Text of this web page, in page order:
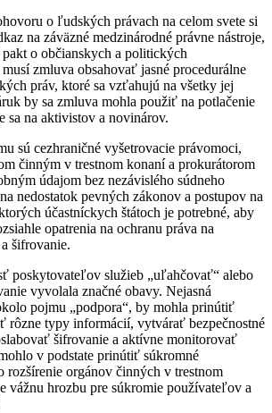
o ľudských právach na celom svete si
na záväzné medzinárodné právne nástroje,
o občianskych a politických
zmluva obsahovať jasné procedurálne
práv, ktoré sa vzťahujú na všetky jej
by sa zmluva mohla použiť na potlačenie
sa na aktivistov a novinárov.
sú cezhraničné vyšetrovacie právomoci,
činným v trestnom konaní a prokurátorom
údajom bez nezávislého súdneho
nedostatok pevných zákonov a postupov na
účastníckych štátoch je potrebné, aby
opatrenia na ochranu práva na
šifrovanie.
poskytovateľov služieb „uľahčovať“ alebo
vyvolala značné obavy. Nejasná
pojmu „podpora“, by mohla prinútiť
rôzne typy informácií, vytvárať bezpečnostné
šifrovanie a aktívne monitorovať
v podstate prinútiť súkromné
rozšírenie orgánov činných v trestnom
vážnu hrozbu pre súkromie používateľov a